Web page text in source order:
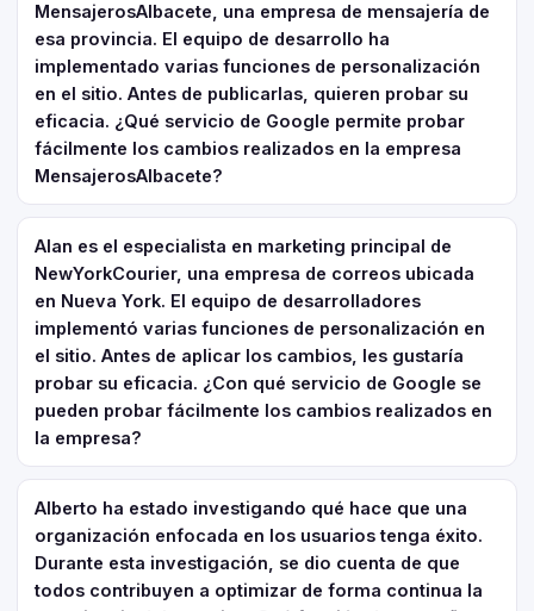
MensajerosAlbacete, una empresa de mensajería de
esa provincia. El equipo de desarrollo ha
implementado varias funciones de personalización
en el sitio. Antes de publicarlas, quieren probar su
eficacia. ¿Qué servicio de Google permite probar
fácilmente los cambios realizados en la empresa
MensajerosAlbacete?
Alan es el especialista en marketing principal de
NewYorkCourier, una empresa de correos ubicada
en Nueva York. El equipo de desarrolladores
implementó varias funciones de personalización en
el sitio. Antes de aplicar los cambios, les gustaría
probar su eficacia. ¿Con qué servicio de Google se
pueden probar fácilmente los cambios realizados en
la empresa?
Alberto ha estado investigando qué hace que una
organización enfocada en los usuarios tenga éxito.
Durante esta investigación, se dio cuenta de que
todos contribuyen a optimizar de forma continua la